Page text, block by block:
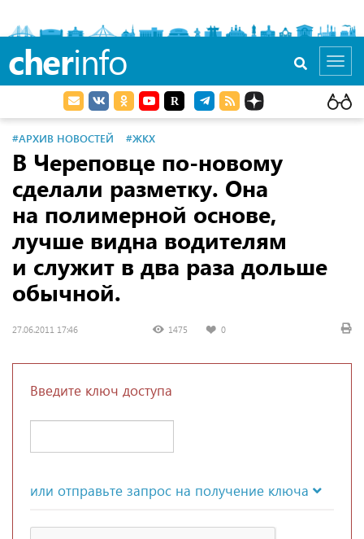
cherinfo
#АРХИВ НОВОСТЕЙ #ЖКХ
В Череповце по-новому
сделали разметку. Она
на полимерной основе,
лучше видна водителям
и служит в два раза дольше
обычной.
27.06.2011 17:46 1475 0
Введите ключ доступа
или отправьте запрос на получение ключа